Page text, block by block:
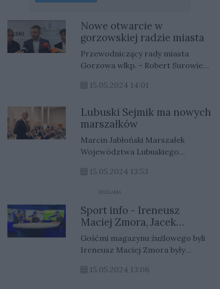
Nowe otwarcie w
gorzowskiej radzie miasta
Przewodniczący rady miasta
Gorzowa wlkp. - Robert Surowiec,
radnych na rzecz podniesienia
mieszkańców. Będzie w tym
zakresie mocno współpracował z
seniorami i młodzieżą. Zapowiada
także powołanie młodzieżowego
asystenta przewodniczącego.
15.05.2024 14:01
Lubuski Sejmik ma nowych
marszałków
Marcin Jabłoński Marszałek
Województwa Lubuskiego
marszałkiem województwa
wicemarszałków: Sebastian
Ciemnoczołowski i Grzegorz
Potęga dla Lubuskiego.
15.05.2024 13:53
REKLAMA
Sport info - Ireneusz
Maciej Zmora, Jacek
Dreczka i Jarosław
Miłkowski
Gośćmi magazynu żużlowego byli
Ireneusz Maciej Zmora były
Dreczka redaktor TVP3 Gorzów
15.05.2024 13:08